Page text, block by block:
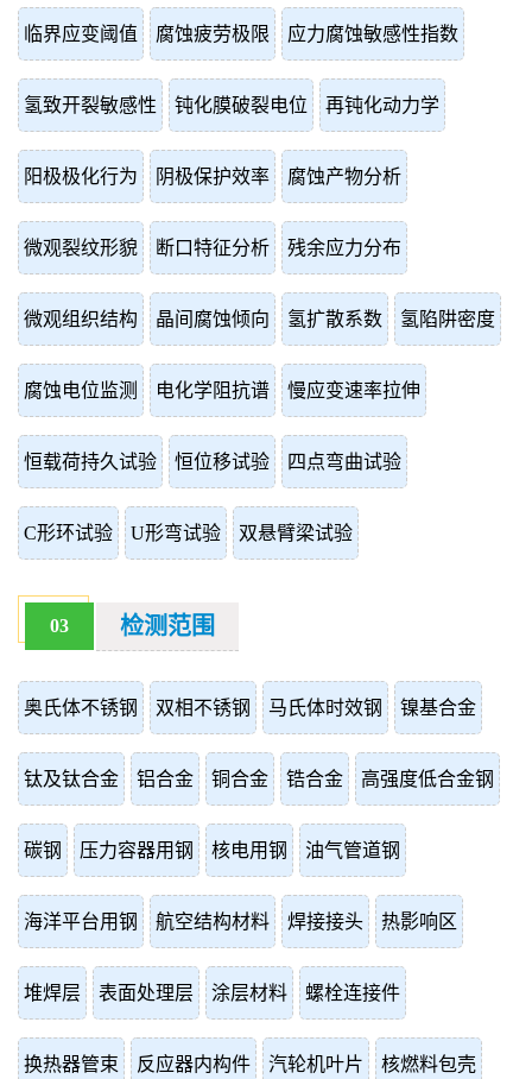
临界应变阈值 腐蚀疲劳极限 应力腐蚀敏感性指数
氢致开裂敏感性 钝化膜破裂电位 再钝化动力学
阳极极化行为 阴极保护效率 腐蚀产物分析
微观裂纹形貌 断口特征分析 残余应力分布
微观组织结构 晶间腐蚀倾向 氢扩散系数 氢陷阱密度
腐蚀电位监测 电化学阻抗谱 慢应变速率拉伸
恒载荷持久试验 恒位移试验 四点弯曲试验
C形环试验 U形弯试验 双悬臂梁试验
03 检测范围
奥氏体不锈钢 双相不锈钢 马氏体时效钢 镍基合金
钛及钛合金 铝合金 铜合金 锆合金 高强度低合金钢
碳钢 压力容器用钢 核电用钢 油气管道钢
海洋平台用钢 航空结构材料 焊接接头 热影响区
堆焊层 表面处理层 涂层材料 螺栓连接件
换热器管束 反应器内构件 汽轮机叶片 核燃料包壳